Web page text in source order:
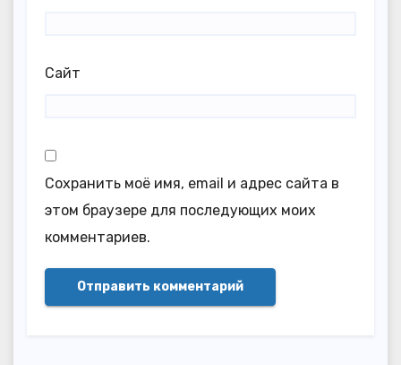
Сайт
Сохранить моё имя, email и адрес сайта в
этом браузере для последующих моих
комментариев.